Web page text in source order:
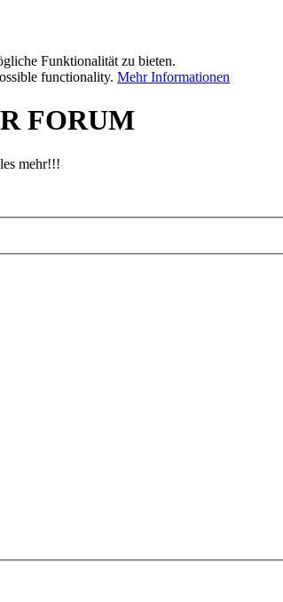
Funktionalität zu bieten.
functionality. Mehr Informationen
FORUM
mehr!!!